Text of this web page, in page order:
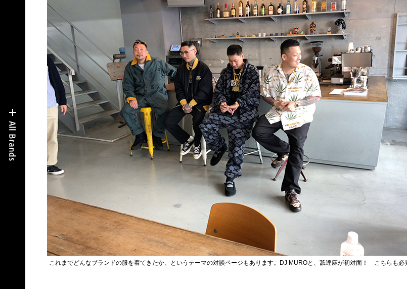
これまでどんなブランドの服を着てきたか、というテーマの対談ページもあります。DJ MUROと、舐達麻が初対面！ こちらも必